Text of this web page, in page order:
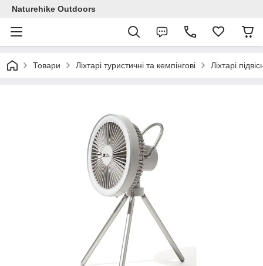
Naturehike Outdoors
Товари Ліхтарі туристичні та кемпінгові Ліхтарі